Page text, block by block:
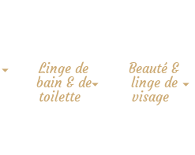
Linge de
bain & de
toilette
Beauté &
linge de
visage